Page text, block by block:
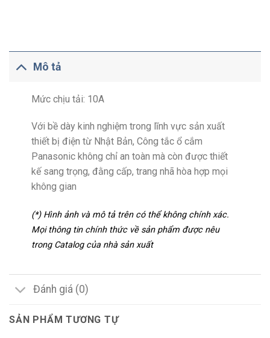
Mô tả
Mức chịu tải: 10A
Với bề dày kinh nghiệm trong lĩnh vực sản xuất
thiết bị điện từ Nhật Bản, Công tắc ổ cắm
Panasonic không chỉ an toàn mà còn được thiết
kế sang trọng, đằng cấp, trang nhã hòa hợp mọi
không gian
(*) Hình ảnh và mô tả trên có thể không chính xác.
Mọi thông tin chính thức về sản phẩm được nêu
trong Catalog của nhà sản xuất
Đánh giá (0)
SẢN PHẨM TƯƠNG TỰ